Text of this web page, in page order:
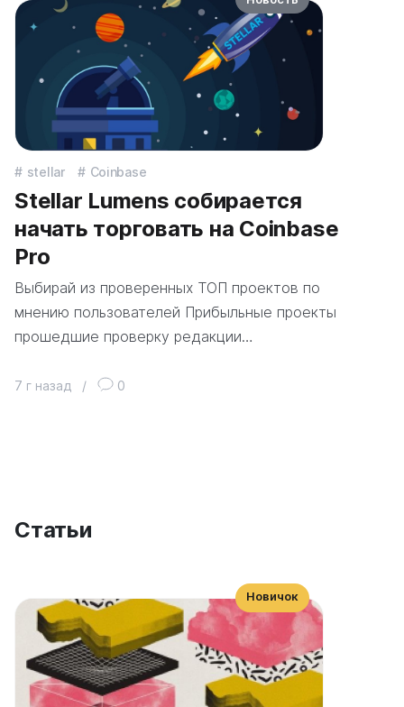
stellar Coinbase
Stellar Lumens собирается
начать торговать на Coinbase
Pro
Выбирай из проверенных ТОП проектов по
мнению пользователей Прибыльные проекты
прошедшие проверку редакции…
7 г назад / 0
Статьи
Новичок